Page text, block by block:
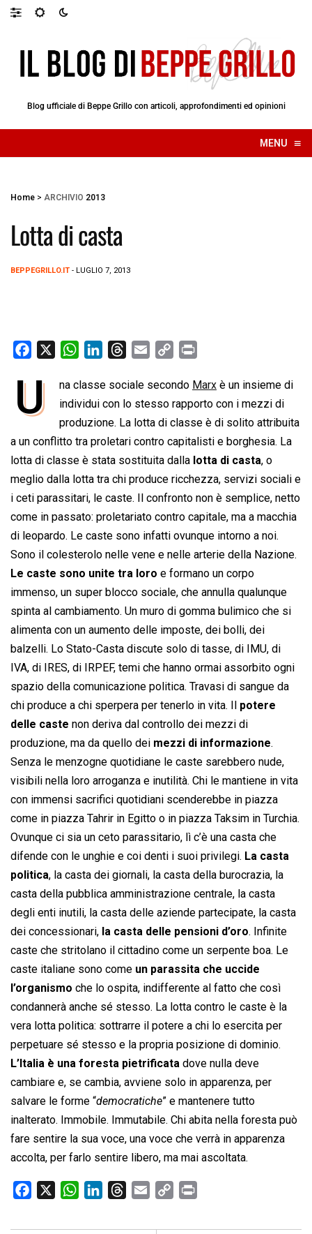
Blog ufficiale di Beppe Grillo con articoli, approfondimenti ed opinioni
MENU ≡
☰
Home > ARCHIVIO 2013
Lotta di casta
BEPPEGRILLO.IT - LUGLIO 7, 2013
e
o
o
k
W
a
t
s
A
p
p
n
k
e
d
I
n
r
e
a
d
s
a
i
l
p
y
L
i
n
k
i
n
t
U na classe sociale secondo Marx è un insieme di
individui con lo stesso rapporto con i mezzi di
produzione. La lotta di classe è di solito attribuita
a un conflitto tra proletari contro capitalisti e borghesia. La
lotta di classe è stata sostituita dalla lotta di casta, o
meglio dalla lotta tra chi produce ricchezza, servizi sociali e
i ceti parassitari, le caste. Il confronto non è semplice, netto
come in passato: proletariato contro capitale, ma a macchia
di leopardo. Le caste sono infatti ovunque intorno a noi.
Sono il colesterolo nelle vene e nelle arterie della Nazione.
Le caste sono unite tra loro e formano un corpo
immenso, un super blocco sociale, che annulla qualunque
spinta al cambiamento. Un muro di gomma bulimico che si
alimenta con un aumento delle imposte, dei bolli, dei
balzelli. Lo Stato-Casta discute solo di tasse, di IMU, di
IVA, di IRES, di IRPEF, temi che hanno ormai assorbito ogni
spazio della comunicazione politica. Travasi di sangue da
chi produce a chi sperpera per tenerlo in vita. Il potere
delle caste non deriva dal controllo dei mezzi di
produzione, ma da quello dei mezzi di informazione.
Senza le menzogne quotidiane le caste sarebbero nude,
visibili nella loro arroganza e inutilità. Chi le mantiene in vita
con immensi sacrifici quotidiani scenderebbe in piazza
come in piazza Tahrir in Egitto o in piazza Taksim in Turchia.
Ovunque ci sia un ceto parassitario, lì c’è una casta che
difende con le unghie e coi denti i suoi privilegi. La casta
politica, la casta dei giornali, la casta della burocrazia, la
casta della pubblica amministrazione centrale, la casta
degli enti inutili, la casta delle aziende partecipate, la casta
dei concessionari, la casta delle pensioni d’oro. Infinite
caste che stritolano il cittadino come un serpente boa. Le
caste italiane sono come un parassita che uccide
l’organismo che lo ospita, indifferente al fatto che così
condannerà anche sé stesso. La lotta contro le caste è la
vera lotta politica: sottrarre il potere a chi lo esercita per
perpetuare sé stesso e la propria posizione di dominio.
L’Italia è una foresta pietrificata dove nulla deve
cambiare e, se cambia, avviene solo in apparenza, per
salvare le forme “democratiche” e mantenere tutto
inalterato. Immobile. Immutabile. Chi abita nella foresta può
fare sentire la sua voce, una voce che verrà in apparenza
accolta, per farlo sentire libero, ma mai ascoltata.
c
W
a
n
r
a
p
i